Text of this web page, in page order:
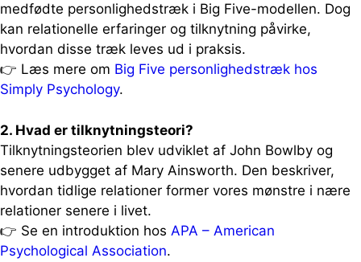
medfødte personlighedstræk i Big Five-modellen. Dog
kan relationelle erfaringer og tilknytning påvirke,
hvordan disse træk leves ud i praksis.
👉 Læs mere om Big Five personlighedstræk hos
Simply Psychology.
2. Hvad er tilknytningsteori?
Tilknytningsteorien blev udviklet af John Bowlby og
senere udbygget af Mary Ainsworth. Den beskriver,
hvordan tidlige relationer former vores mønstre i nære
relationer senere i livet.
👉 Se en introduktion hos APA – American
Psychological Association.